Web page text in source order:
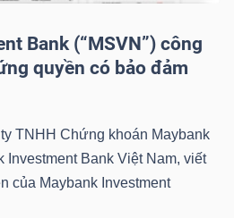
Bank (“MSVN”) công
quyền có bảo đảm
TNHH Chứng khoán Maybank
Investment Bank Việt Nam, viết
của Maybank Investment